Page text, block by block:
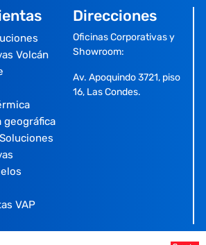
Volcán
geográfica
VAP
Direcciones
Oficinas Corporativas y
Showroom:
Av. Apoquindo 3721, piso
16, Las Condes.